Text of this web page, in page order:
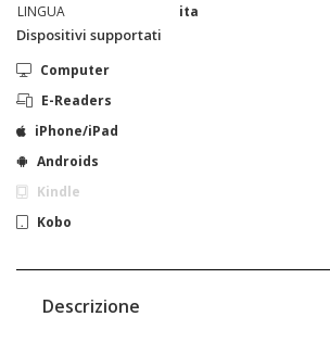
LINGUA
ita
Dispositivi supportati
Computer
E-Readers
iPhone/iPad
Androids
Kindle
Kobo
Descrizione